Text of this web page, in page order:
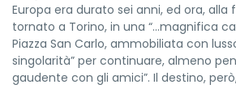
Europa era durato sei anni, ed ora, alla
tornato a Torino, in una “…magnifica
Piazza San Carlo, ammobiliata con
singolarità” per continuare, almeno
gaudente con gli amici”. Il destino,